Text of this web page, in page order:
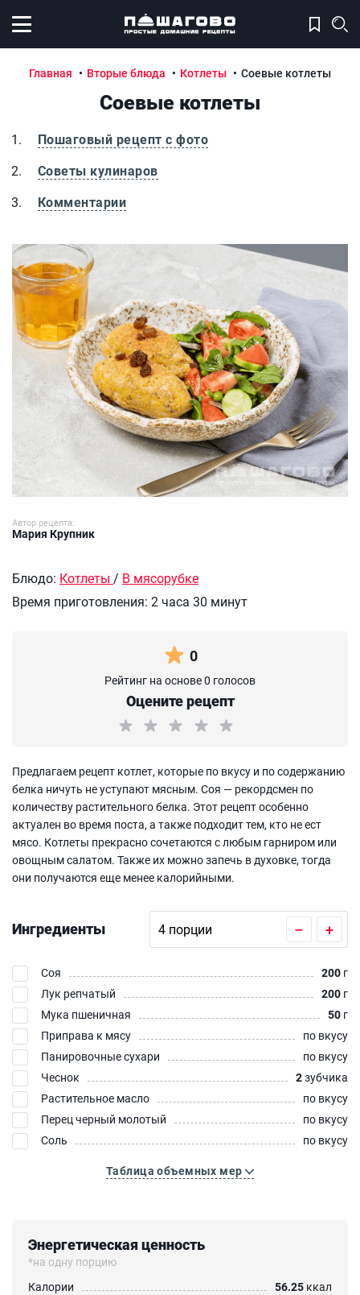
Открыть меню
Главная Вторые блюда Котлеты Соевые котлеты
Соевые котлеты
Пошаговый рецепт с фото
Советы кулинаров
Комментарии
Соевые котлеты
Автор рецепта:
Мария Крупник
Блюдо: Котлеты / В мясорубке
Время приготовления: 2 часа 30 минут
0
Рейтинг на основе 0 голосов
Оцените рецепт
Предлагаем рецепт котлет, которые по вкусу и по содержанию
белка ничуть не уступают мясным. Соя — рекордсмен по
количеству растительного белка. Этот рецепт особенно
актуален во время поста, а также подходит тем, кто не ест
мясо. Котлеты прекрасно сочетаются с любым гарниром или
овощным салатом. Также их можно запечь в духовке, тогда
они получаются еще менее калорийными.
Ингредиенты – +
Соя 200 г
Лук репчатый
200 г
Мука пшеничная
50 г
Приправа к мясу
по вкусу
Панировочные сухари
по вкусу
Чеснок
2зубчика
Растительное масло
по вкусу
Перец черный молотый
по вкусу
Соль
по вкусу
Таблица объемных мер
Энергетическая ценность
*на одну порцию
Калории
56.25 ккал